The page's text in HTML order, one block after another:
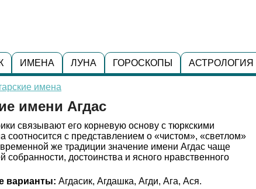
ИМЕНА ЛУНА ГОРОСКОПЫ АСТРОЛОГИЯ
имена
имени Агдас
связывают его корневую основу с тюркскими
соотносится с представлением о «чистом», «светлом»
же традиции значение имени Агдас чаще
собранности, достоинства и ясного нравственного
варианты: Агдасик, Агдашка, Агди, Ага, Ася.